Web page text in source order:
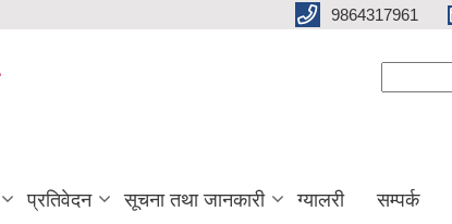
9864317961
प्रतिवेदन सूचना तथा जानकारी ग्यालरी सम्पर्क